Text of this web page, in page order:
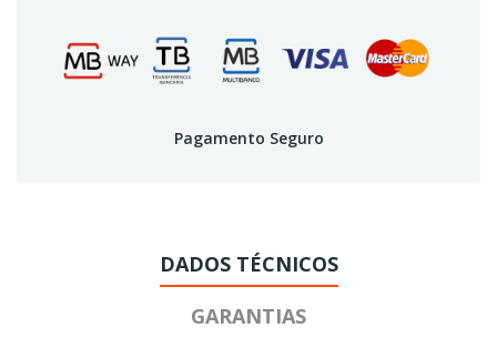
Pagamento Seguro
DADOS TÉCNICOS
GARANTIAS